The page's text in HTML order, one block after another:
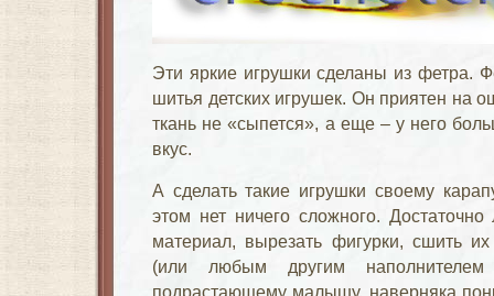
Эти яркие игрушки сделаны из фетра.
шитья детских игрушек. Он приятен на
ткань не «сыпется», а еще – у него
вкус.
А сделать такие игрушки своему
этом нет ничего сложного.
материал, вырезать фигурки, сшить
(или любым другим
подрастающему малышу, наверняка